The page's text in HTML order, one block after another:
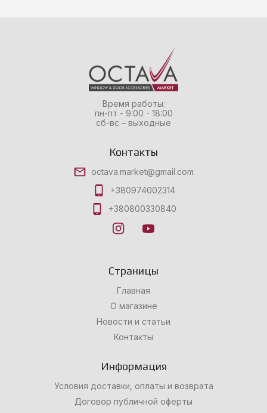
Время работы:
пн-пт - 9:00 - 18:00
сб-вс – выходные
Контакты
octava.market@gmail.com
+380974002314
+380800330840
Страницы
Главная
О магазине
Новости и статьи
Контакты
Информация
Условия доставки, оплаты и возврата
Договор публичной оферты